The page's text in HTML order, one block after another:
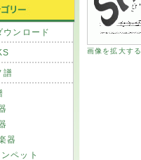
ウンロード
譜
器
ンペット
画像を拡大する